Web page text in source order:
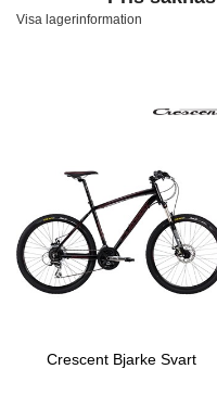
Visa lagerinformation
Crescent Bjarke Svart